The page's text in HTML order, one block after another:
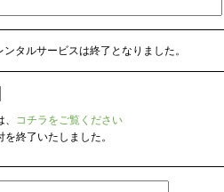
タルサービスは終了となりました。
コチラをご覧ください
終了いたしました。